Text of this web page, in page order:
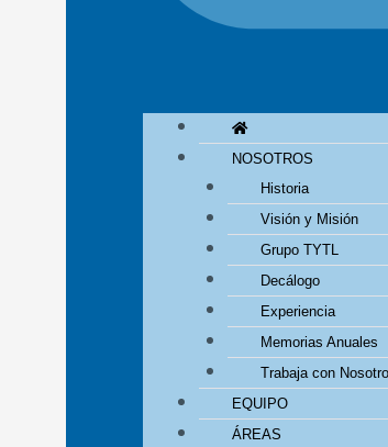
NOSOTROS
Historia
Visión y Misión
Grupo TYTL
Decálogo
Experiencia
Memorias Anuales
Trabaja con
EQUIPO
ÁREAS